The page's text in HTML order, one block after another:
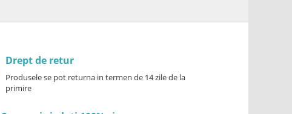
Drept de retur
Produsele se pot returna in termen de 14 zile de la
primire